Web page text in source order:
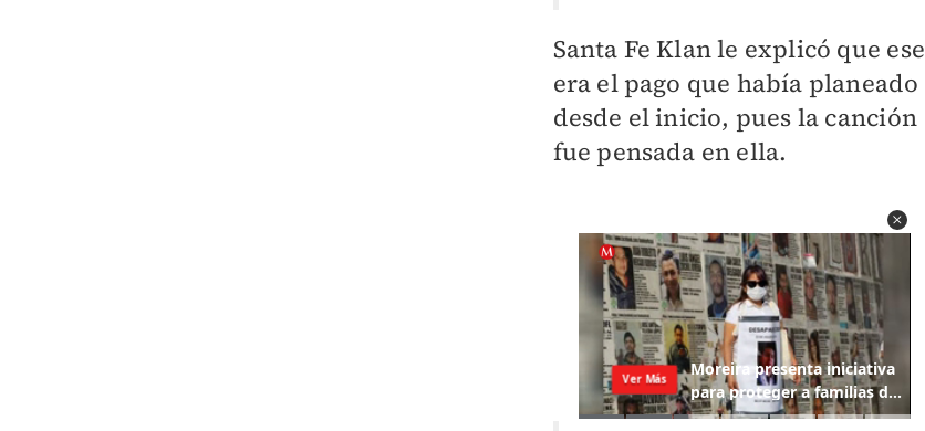
Santa Fe Klan le explicó que ese
era el pago que había planeado
desde el inicio, pues la canción
fue pensada en ella.